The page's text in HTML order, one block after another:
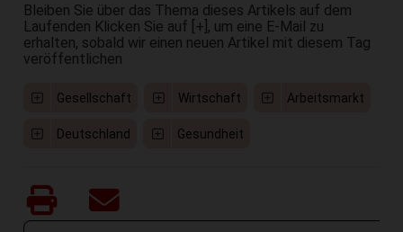
Bleiben Sie über das Thema dieses Artikels auf dem
Laufenden Klicken Sie auf [+], um eine E-Mail zu
erhalten, sobald wir einen neuen Artikel mit diesem Tag
veröffentlichen
Gesellschaft Wirtschaft Arbeitsmarkt
Deutschland Gesundheit